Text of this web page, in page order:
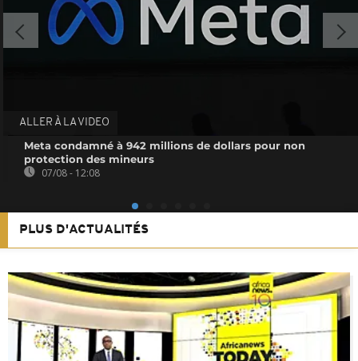
ALLER À LA VIDEO
Meta condamné à 942 millions de dollars pour non
protection des mineurs
07/08 - 12:08
PLUS D'ACTUALITÉS